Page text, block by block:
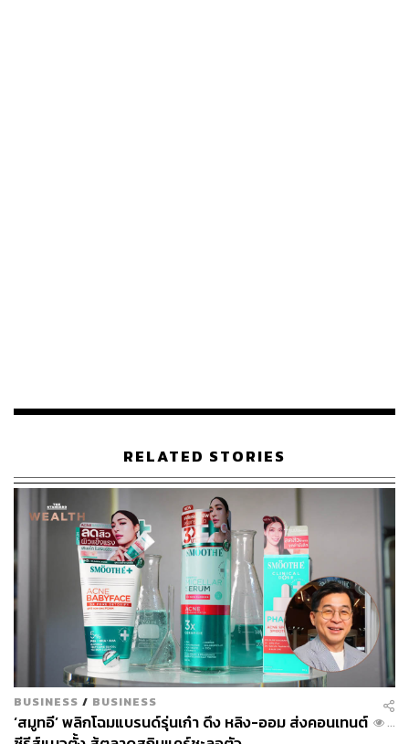
วันนี้เราเลยขอพาชาว LIFE มาทำความรู้จักตัวตนของหมอ
ต่อให้มากขึ้น รวมทั้งล้วงลึกทุกประเด็นที่ต้องรู้ถ้าอยากมีผิว
สวยเฮลตี้ แลดูอ่อนกว่าวัย (เหมือนเจ้าตัว) มาดูกันว่าหมอต่อ
RELATED STORIES
BUSINESS / BUSINESS
‘สมูทอี’ พลิกโฉมแบรนด์รุ่นเก๋า ดึง หลิง-ออม ส่งคอนเทนต์
...